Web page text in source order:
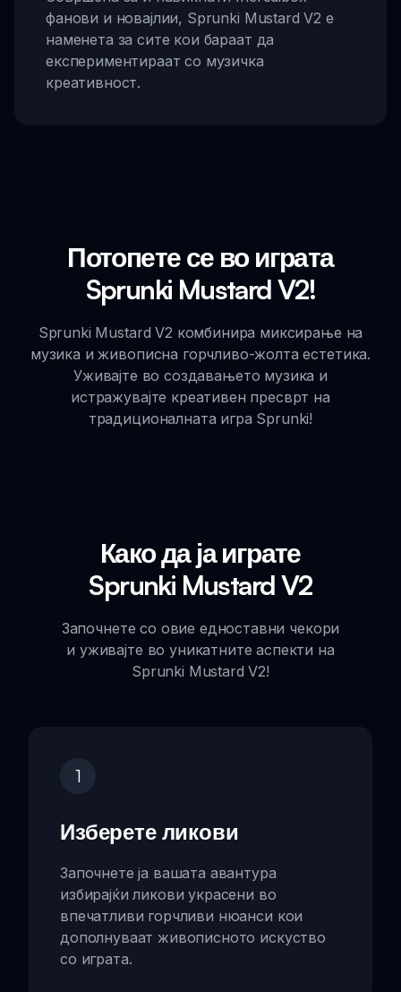
фанови и новајлии, Sprunki Mustard V2 е
наменета за сите кои бараат да
експериментираат со музичка
креативност.
Потопете се во играта
Sprunki Mustard V2!
Sprunki Mustard V2 комбинира миксирање на
музика и живописна горчливо-жолта естетика.
Уживајте во создавањето музика и
истражувајте креативен пресврт на
традиционалната игра Sprunki!
Како да ја играте
Sprunki Mustard V2
Започнете со овие едноставни чекори
и уживајте во уникатните аспекти на
Sprunki Mustard V2!
1
Изберете ликови
Започнете ја вашата авантура
избирајќи ликови украсени во
впечатливи горчливи нюанси кои
дополнуваат живописното искуство
со играта.